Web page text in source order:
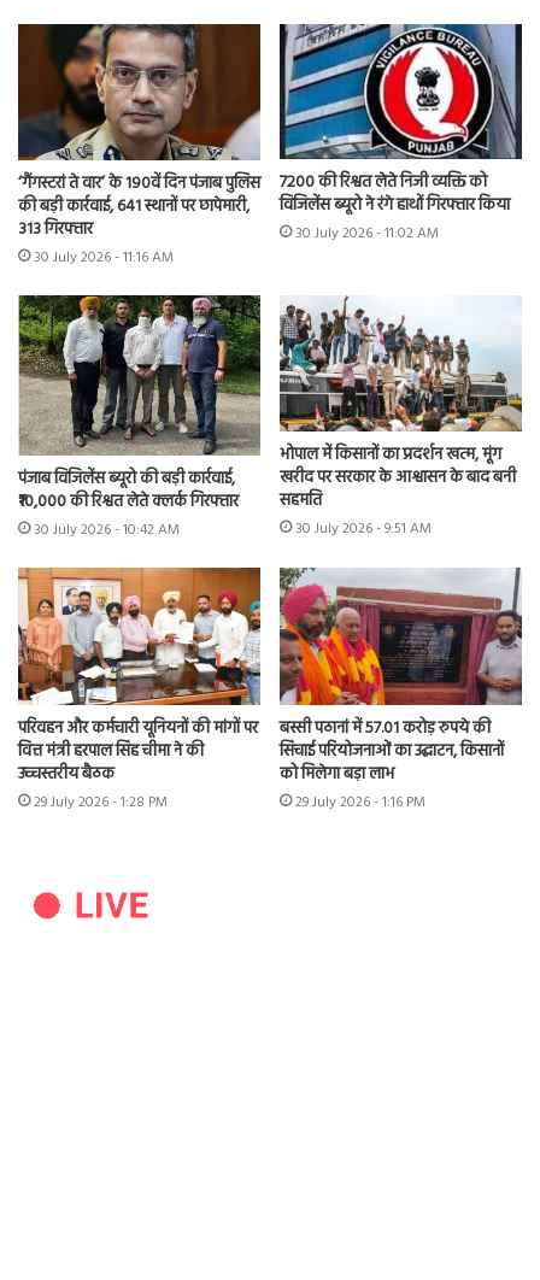
‘गैंगस्टरां ते वार’ के 190वें दिन पंजाब पुलिस
की बड़ी कार्रवाई, 641 स्थानों पर छापेमारी,
313 गिरफ्तार
30 July 2026 - 11:16 AM
7200 की रिश्वत लेते निजी व्यक्ति को
विजिलेंस ब्यूरो ने रंगे हाथों गिरफ्तार किया
30 July 2026 - 11:02 AM
पंजाब विजिलेंस ब्यूरो की बड़ी कार्रवाई,
₹10,000 की रिश्वत लेते क्लर्क गिरफ्तार
30 July 2026 - 10:42 AM
भोपाल में किसानों का प्रदर्शन खत्म, मूंग
खरीद पर सरकार के आश्वासन के बाद बनी
सहमति
30 July 2026 - 9:51 AM
परिवहन और कर्मचारी यूनियनों की मांगों पर
वित्त मंत्री हरपाल सिंह चीमा ने की
उच्चस्तरीय बैठक
29 July 2026 - 1:28 PM
बस्सी पठानां में 57.01 करोड़ रुपये की
सिंचाई परियोजनाओं का उद्घाटन, किसानों
को मिलेगा बड़ा लाभ
29 July 2026 - 1:16 PM